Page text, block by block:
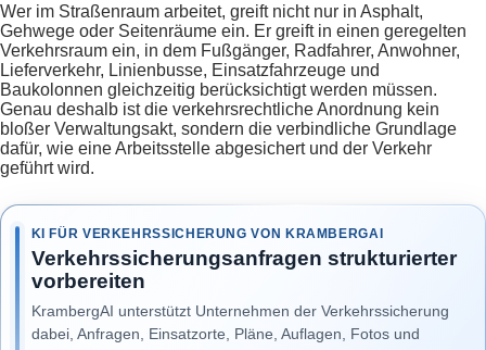
Wer im Straßenraum arbeitet, greift nicht nur in Asphalt,
Gehwege oder Seitenräume ein. Er greift in einen geregelten
Verkehrsraum ein, in dem Fußgänger, Radfahrer, Anwohner,
Lieferverkehr, Linienbusse, Einsatzfahrzeuge und
Baukolonnen gleichzeitig berücksichtigt werden müssen.
Genau deshalb ist die verkehrsrechtliche Anordnung kein
bloßer Verwaltungsakt, sondern die verbindliche Grundlage
dafür, wie eine Arbeitsstelle abgesichert und der Verkehr
geführt wird.
KI FÜR VERKEHRSSICHERUNG VON KRAMBERGAI
Verkehrssicherungsanfragen strukturierter
vorbereiten
KrambergAI unterstützt Unternehmen der Verkehrssicherung
dabei, Anfragen, Einsatzorte, Pläne, Auflagen, Fotos und